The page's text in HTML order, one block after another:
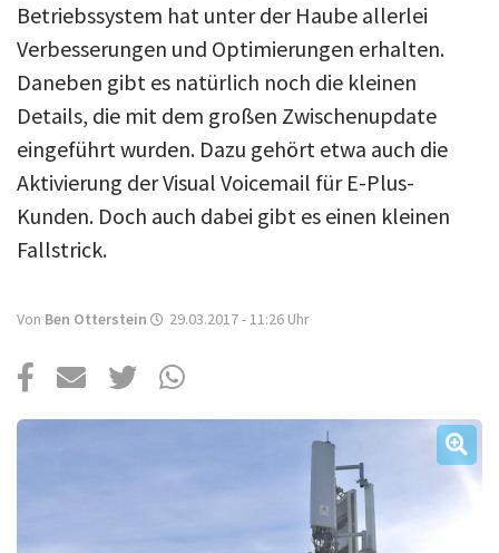
Tipps
Magazine
Über uns
Podcast
Mac Life+
Betriebssystem hat unter der Haube allerlei
Verbesserungen und Optimierungen erhalten.
Daneben gibt es natürlich noch die kleinen
Details, die mit dem großen Zwischenupdate
eingeführt wurden. Dazu gehört etwa auch die
Aktivierung der Visual Voicemail für E-Plus-
Kunden. Doch auch dabei gibt es einen kleinen
Fallstrick.
Von Ben Otterstein 29.03.2017 - 11:26 Uhr